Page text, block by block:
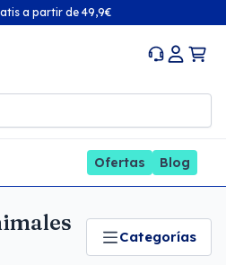
a partir de 49,9€
Ofertas Blog
Categorías